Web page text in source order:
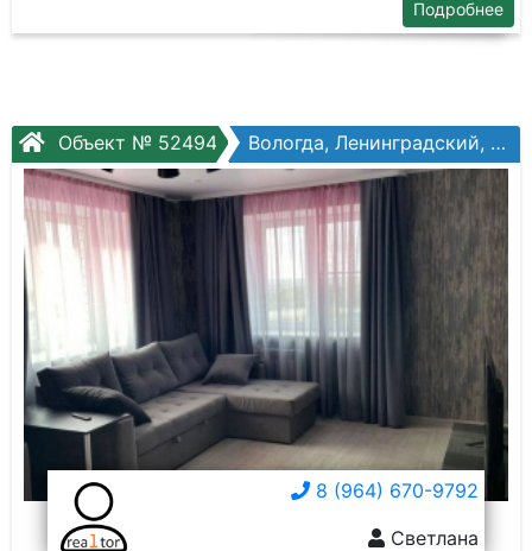
Подробнее
Объект № 52494 Вологда, Ленинградский, Гагарина ул, №80ак3
8 (964) 670-9792
Светлана